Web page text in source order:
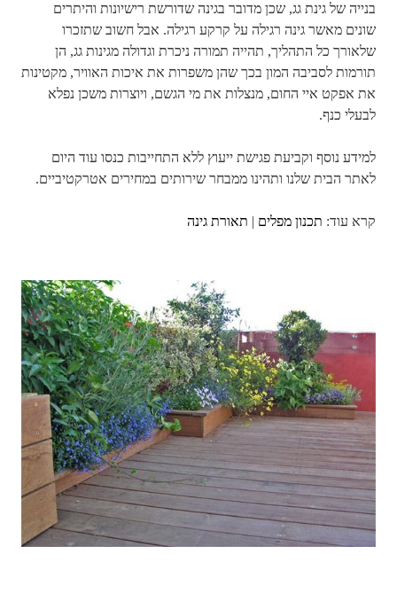
בנייה של גינת גג, שכן מדובר בגינה שדורשת רישיונות והיתרים
שונים מאשר גינה רגילה על קרקע רגילה. אבל חשוב שתזכרו
שלאורך כל התהליך, תהייה תמורה ניכרת וגדולה מגינות גג, הן
תורמות לסביבה המון בכך שהן משפרות את איכות האוויר, מקטינות
את אפקט איי החום, מנצלות את מי הגשם, ויוצרות משכן נפלא
לבעלי כנף.
למידע נוסף וקביעת פגישת ייעוץ ללא התחייבות כנסו עוד היום
לאתר הבית שלנו ותהינו ממבחר שירותים במחירים אטרקטיביים.
קרא עוד: תכנון מפלים | תאורת גינה